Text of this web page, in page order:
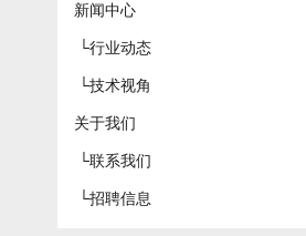
新闻中心
└行业动态
└技术视角
关于我们
└联系我们
└招聘信息